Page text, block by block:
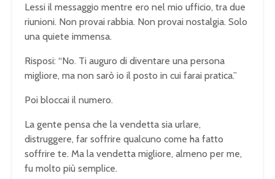
Lessi il messaggio mentre ero nel mio ufficio, tra due
riunioni. Non provai rabbia. Non provai nostalgia. Solo
una quiete immensa.
Risposi: “No. Ti auguro di diventare una persona
migliore, ma non sarò io il posto in cui farai pratica.”
Poi bloccai il numero.
La gente pensa che la vendetta sia urlare,
distruggere, far soffrire qualcuno come ha fatto
soffrire te. Ma la vendetta migliore, almeno per me,
fu molto più semplice.